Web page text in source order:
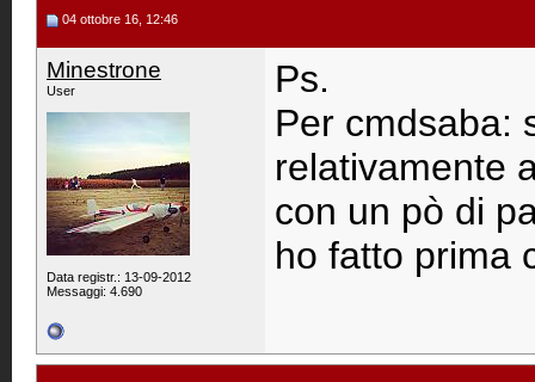
04 ottobre 16, 12:46
Minestrone
User
Data registr.: 13-09-2012
Messaggi: 4.690
Ps.
Per cmdsaba:
relativamente
con un pò di
ho fatto prima